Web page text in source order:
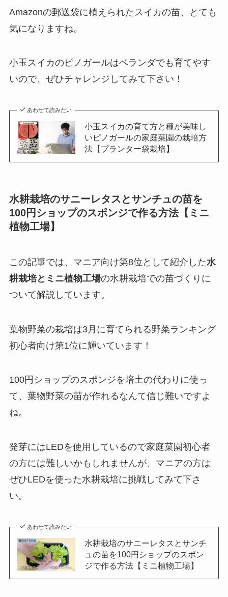
Amazonの郵送袋に植えられたスイカの苗、とても
気になりますね。
小玉スイカのピノガールはベランダでも育てやす
いので、ぜひチャレンジしてみて下さい！
あわせて読みたい
小玉スイカの育て方と種が美味し
いピノガールの家庭菜園の栽培方
法【プランター袋栽培】
水耕栽培のサニーレタスとサンチュの苗を
100円ショップのスポンジで作る方法【ミニ
植物工場】
この記事では、マニア向け第8位として紹介した水
耕栽培とミニ植物工場の水耕栽培での苗づくりに
ついて解説しています。
葉物野菜の栽培は3月に育てられる野菜ランキング
初心者向け第1位に輝いています！
100円ショップのスポンジを培土の代わりに使っ
て、葉物野菜の苗が作れるなんて信じ難いですよ
ね。
発芽にはLEDを使用しているので家庭菜園初心者
の方には難しいかもしれませんが、マニアの方は
ぜひLEDを使った水耕栽培に挑戦してみて下さ
い。
あわせて読みたい
水耕栽培のサニーレタスとサンチ
ュの苗を100円ショップのスポン
ジで作る方法【ミニ植物工場】